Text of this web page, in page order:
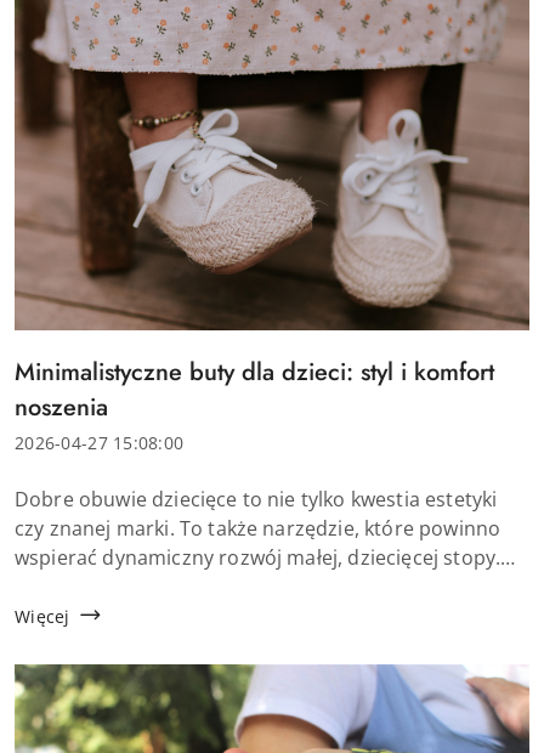
Tytuł
artykułu:
Minimalistyczne buty dla dzieci: styl i komfort
noszenia
Data
2026-04-27 15:08:00
Treść
artykułu:
Dobre obuwie dziecięce to nie tylko kwestia estetyki
czy znanej marki. To także narzędzie, które powinno
wspierać dynamiczny rozwój małej, dziecięcej stopy.
minimalistyczne dla dzieci, na...
Więcej